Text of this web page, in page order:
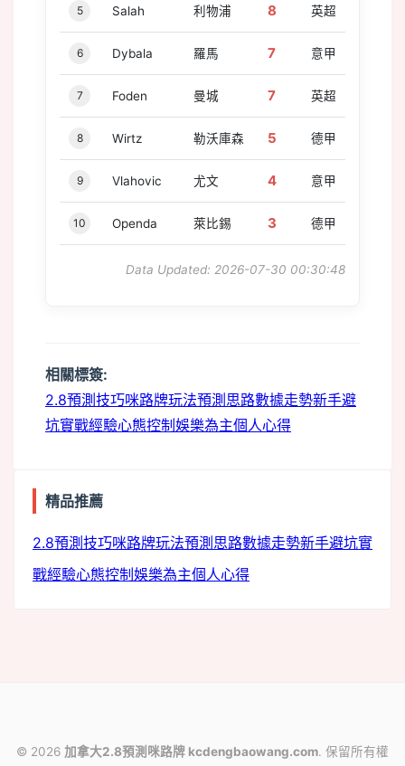
5 Salah 利物浦 8 英超
6 Dybala 羅馬 7 意甲
7 Foden 曼城 7 英超
8 Wirtz 勒沃庫森 5 德甲
9 Vlahovic 尤文 4 意甲
10 Openda 萊比錫 3 德甲
Data Updated: 2026-07-30 00:30:48
相關標簽:
2.8預測技巧咪路牌玩法預測思路數據走勢新手避
坑實戰經驗心態控制 娛樂為主個人心得
精品推薦
2.8預測技巧咪路牌玩法預測思路數據走勢新手避坑實
戰經驗心態控制 娛樂為主個人心得
© 2026 加拿大2.8預測咪路牌 kcdengbaowang.com. 保留所有權